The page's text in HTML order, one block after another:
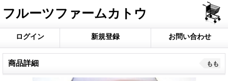
フルーツファームカトウ
ログイン 新規登録 お問い合わせ
商品詳細 もも